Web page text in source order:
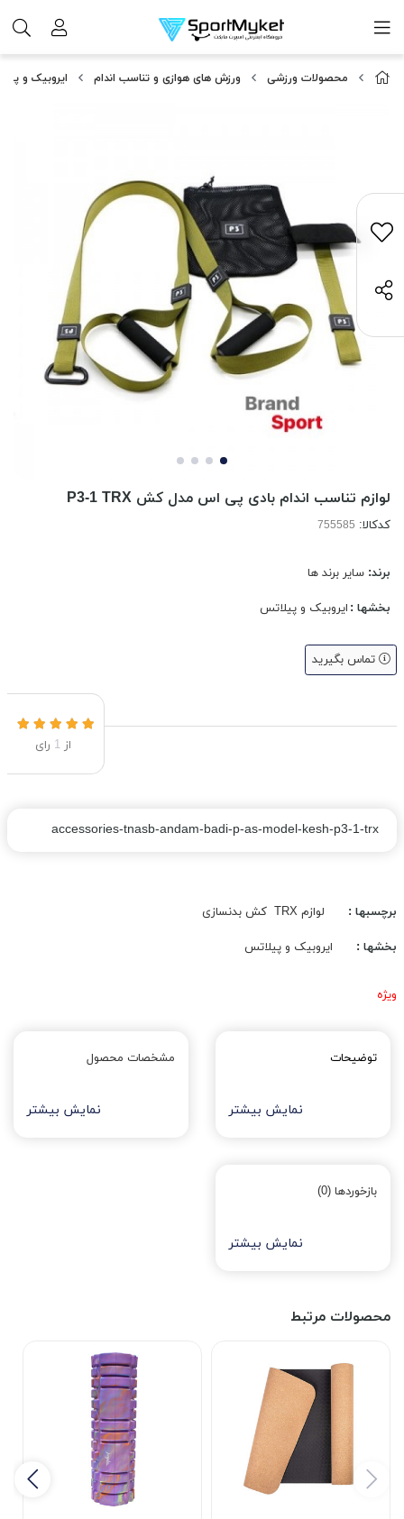
محصولات ورزشی ورزش های هوازی و تناسب اندام ایروبیک و
لوازم تناسب اندام بادی پی اس مدل کش P3-1 TRX
کدکالا:
برند: سایر برند ها
بخشها : ایروبیک و پیلاتس
تماس بگیرید
از 1 رای
accessories-tnasb-andam-badi-p-as-model-kesh-p3-1-trx
برچسبها : لوازم TRX کش بدنسازی
بخشها : ایروبیک و پیلاتس
ویژه
توضیحات
نمایش بیشتر
مشخصات محصول
نمایش بیشتر
بازخوردها (0)
نمایش بیشتر
محصولات مرتبط